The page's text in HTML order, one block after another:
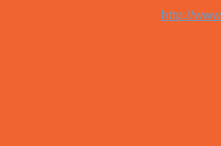
http://